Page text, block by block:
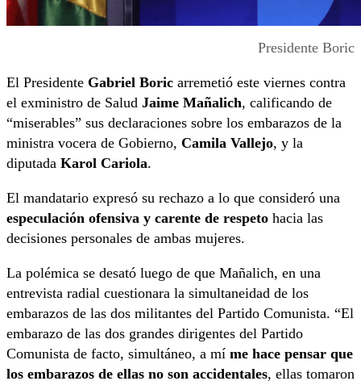
Presidente Boric
El Presidente Gabriel Boric arremetió este viernes contra
el exministro de Salud Jaime Mañalich, calificando de
“miserables” sus declaraciones sobre los embarazos de la
ministra vocera de Gobierno, Camila Vallejo, y la
diputada Karol Cariola.
El mandatario expresó su rechazo a lo que consideró una
especulación ofensiva y carente de respeto hacia las
decisiones personales de ambas mujeres.
La polémica se desató luego de que Mañalich, en una
entrevista radial cuestionara la simultaneidad de los
embarazos de las dos militantes del Partido Comunista. “El
embarazo de las dos grandes dirigentes del Partido
Comunista de facto, simultáneo, a mí me hace pensar que
los embarazos de ellas no son accidentales, ellas tomaron